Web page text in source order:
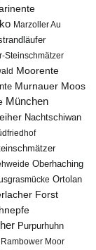
Marzoller Au
Steinschmätzer
Moorente
Murnauer Moos
München
Nachtschiwan
Oberhaching
Ortolan
Forst
Purpurhuhn
Rambower Moor